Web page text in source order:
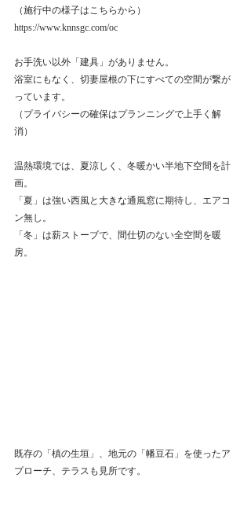
（施行中の様子はこちらから）
https://www.knnsgc.com/oc
お手洗い以外「建具」がありません。
浴室にもなく、切妻屋根の下にすべての空間が繋が
っています。
（プライバシーの確保はプランニングで上手く解
消）
温熱環境では、夏涼しく、冬暖かい半地下空間を計
画。
「夏」は強い西風と大きな通風窓に期待し、エアコ
ン無し。
「冬」は薪ストーブで、間仕切のない全空間を暖
房。
既存の「槙の生垣」、地元の「幡豆石」を使ったア
プローチ、テラスも見所です。